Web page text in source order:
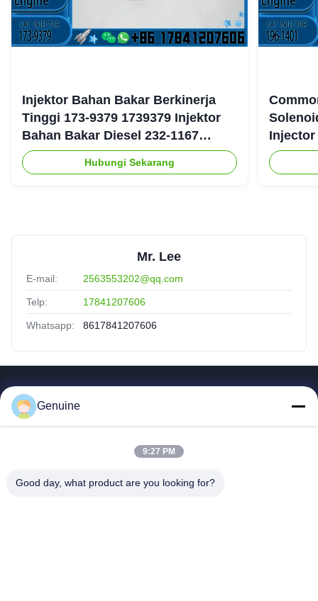
Injektor Bahan Bakar Berkinerja
Tinggi 173-9379 1739379 Injektor
Bahan Bakar Diesel 232-1167
2321167 untuk Mesin Caterpillar
3126
Hubungi Sekarang
Injector
177-
Mr. Lee
E-mail: 2563553202@qq.com
Telp: 17841207606
Whatsapp: 8617841207606
Tentang Kita
Kontrol Kualitas
Genuine
9:27 PM
Good day, what product are you looking for?